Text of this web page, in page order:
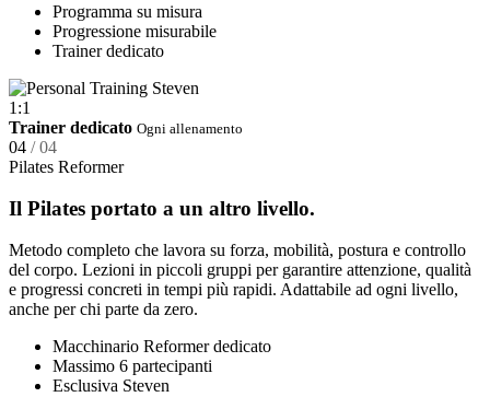
Programma su misura
Progressione misurabile
Trainer dedicato
1:1
Trainer dedicato Ogni allenamento
04 / 04
Pilates Reformer
Il Pilates portato a un altro livello.
Metodo completo che lavora su forza, mobilità, postura e controllo
del corpo. Lezioni in piccoli gruppi per garantire attenzione, qualità
e progressi concreti in tempi più rapidi. Adattabile ad ogni livello,
anche per chi parte da zero.
Macchinario Reformer dedicato
Massimo 6 partecipanti
Esclusiva Steven